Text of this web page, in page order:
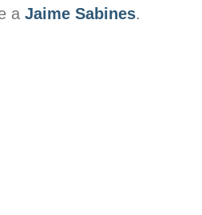
a Jaime Sabines.